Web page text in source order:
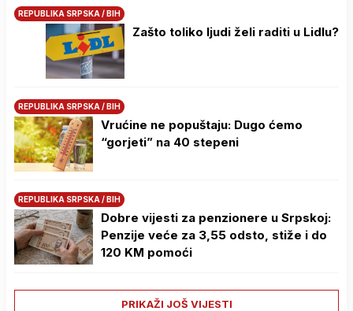
REPUBLIKA SRPSKA / BIH
Zašto toliko ljudi želi raditi u Lidlu?
REPUBLIKA SRPSKA / BIH
Vrućine ne popuštaju: Dugo ćemo
“gorjeti” na 40 stepeni
REPUBLIKA SRPSKA / BIH
Dobre vijesti za penzionere u Srpskoj:
Penzije veće za 3,55 odsto, stiže i do
120 KM pomoći
PRIKAŽI JOŠ VIJESTI